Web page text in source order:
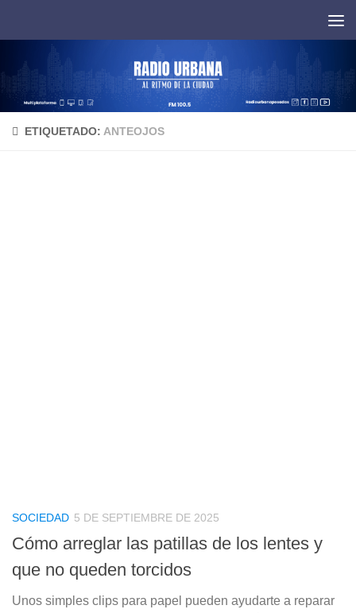
ETIQUETADO: ANTEOJOS
SOCIEDAD 5 DE SEPTIEMBRE DE 2025
Cómo arreglar las patillas de los lentes y
que no queden torcidos
Unos simples clips para papel pueden ayudarte a reparar